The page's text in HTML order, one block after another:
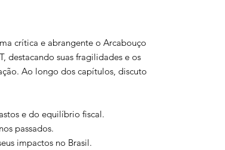
crítica e abrangente o Arcabouço
destacando suas fragilidades e os
Ao longo dos capítulos, discuto
e do equilíbrio fiscal.
passados.
impactos no Brasil.